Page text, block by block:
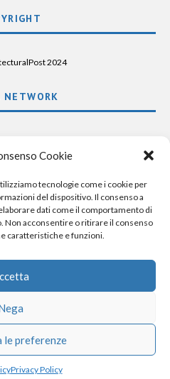
Cookie
tecnologie come i cookie per
del dispositivo. Il consenso a
dati come il comportamento di
Non acconsentire o ritirare il consenso
caratteristiche e funzioni.
le preferenze
Privacy Policy
2024
NETWORK